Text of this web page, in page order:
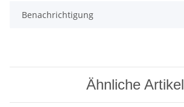
Benachrichtigung
Ähnliche Artikel